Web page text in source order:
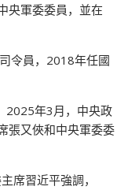
央軍委委員，並在
令員，2018年任國
2025年3月，中央政
張又俠和中央軍委委
席習近平強調，